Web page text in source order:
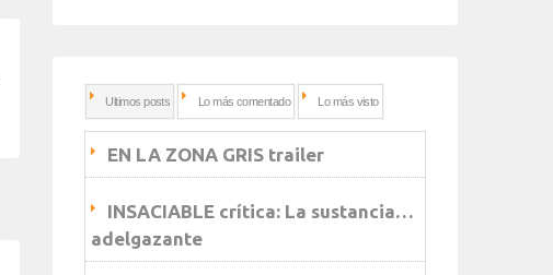
Ultimos posts Lo más comentado Lo más visto
EN LA ZONA GRIS trailer
INSACIABLE crítica: La sustancia…
adelgazante